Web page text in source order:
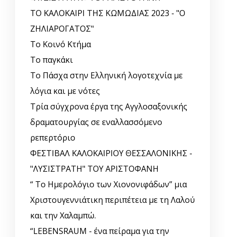
ΤΟ ΚΑΛΟΚΑΙΡΙ ΤΗΣ ΚΩΜΩΔΙΑΣ 2023 - "Ο
ΖΗΛΙΑΡΟΓΑΤΟΣ"
Το Κοινό Κτήμα
Το παγκάκι
Το Πάσχα στην Ελληνική λογοτεχνία με
λόγια και με νότες
Τρία σύγχρονα έργα της Αγγλοσαξονικής
δραματουργίας σε εναλλασσόμενο
ρεπερτόριο
ΦΕΣΤΙΒΑΛ ΚΑΛΟΚΑΙΡΙΟΥ ΘΕΣΣΑΛΟΝΙΚΗΣ -
"ΛΥΣΙΣΤΡΑΤΗ" ΤΟΥ ΑΡΙΣΤΟΦΑΝΗ
“ Το Ημερολόγιο των Χιονονιφάδων” μια
Χριστουγεννιάτικη περιπέτεια με τη Λαλού
και την Χαλαμπώ.
“LEBENSRAUM - ένα πείραμα για την